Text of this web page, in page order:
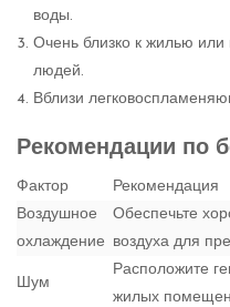
воды.
Очень близко к жилью или
людей.
Вблизи
Рекомендации по
Фактор
Рекомендация
Воздушное
охлаждение
Обеспечьте
воздуха для
Шум
Расположите
жилых